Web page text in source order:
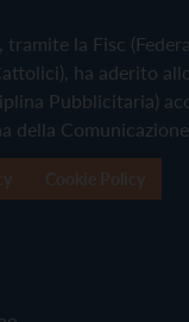
tramite la Fisc
ha aderito
Pubblicitaria)
della